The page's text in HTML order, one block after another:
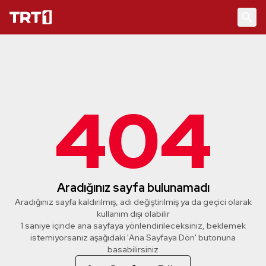
404
Aradığınız sayfa bulunamadı
Aradığınız sayfa kaldırılmış, adı değiştirilmiş ya da geçici olarak
kullanım dışı olabilir
1 saniye içinde ana sayfaya yönlendirileceksiniz, beklemek
istemiyorsanız aşağıdaki 'Ana Sayfaya Dön' butonuna
basabilirsiniz